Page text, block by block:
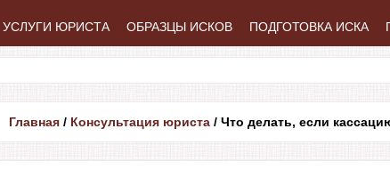
УСЛУГИ ЮРИСТА ОБРАЗЦЫ ИСКОВ ПОДГОТОВКА ИСКА
Главная / Консультация юриста / Что делать, если